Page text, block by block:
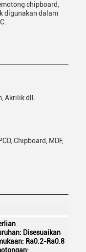
chipboard,
digunakan dalam
Akrilik dll.
Chipboard, MDF,
Disesuaikan
Ra0.2-Ra0.8